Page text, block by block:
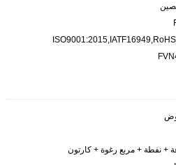
+ نفطة + مربع رغوة + كارتون